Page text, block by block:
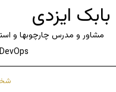
بابک ایزدی